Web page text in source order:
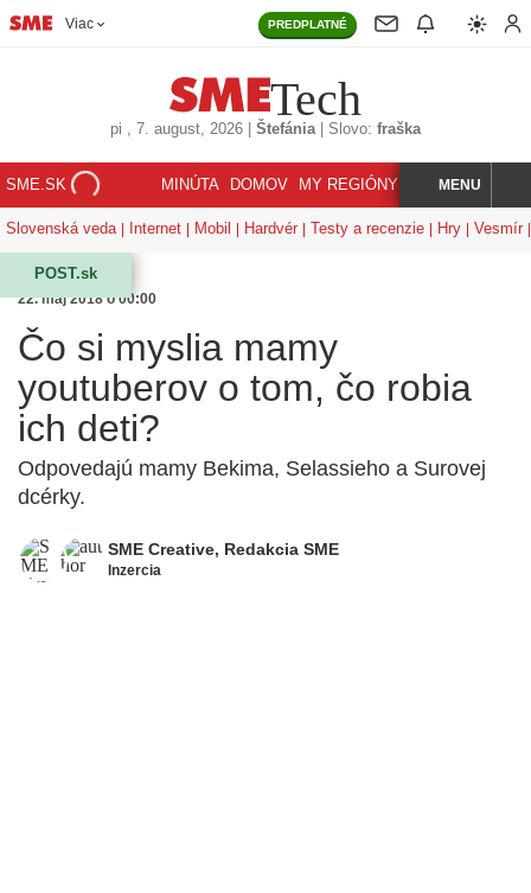
Viac PREDPLATNÉ
Tech
pi , 7. august, 2026 Štefánia| Slovo: fraška
SME.SK MINÚTA DOMOV MY REGIÓNY KORZÁR
HĽADAJMENU
Slovenská veda Internet Mobil Hardvér Testy a recenzie Hry Vesmír
POST.sk
22. máj 2018 o 00:00
Čo si myslia mamy
youtuberov o tom, čo robia
ich deti?
Odpovedajú mamy Bekima, Selassieho a Surovej
dcérky.
SME Creative, Redakcia SME
Inzercia